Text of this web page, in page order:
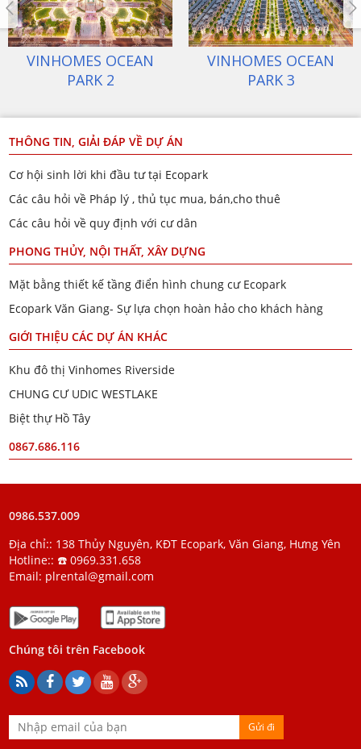
OCEAN
VINHOMES OCEAN
THÔNG TIN, GIẢI ĐÁP VỀ DỰ ÁN
Cơ hội sinh lời khi đầu tư tại Ecopark
Các câu hỏi về Pháp lý , thủ tục mua, bán,cho thuê
Các câu hỏi về quy định với cư dân
PHONG THỦY, NỘI THẤT, XÂY DỰNG
Mặt bằng thiết kế tầng điển hình chung cư Ecopark
Ecopark Văn Giang- Sự lựa chọn hoàn hảo cho khách hàng
GIỚI THIỆU CÁC DỰ ÁN KHÁC
Khu đô thị Vinhomes Riverside
CHUNG CƯ UDIC WESTLAKE
Biệt thự Hồ Tây
0867.686.116
0986.537.009
Địa chỉ:: 138 Thủy Nguyên, KĐT Ecopark, Văn Giang, Hưng Yên
Hotline:: ☎️ 0969.331.658
Email: plrental@gmail.com
Chúng tôi trên Facebook
Gửi đi